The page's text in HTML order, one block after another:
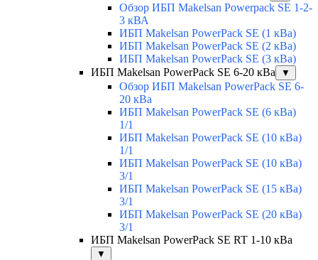
Обзор ИБП Makelsan Powerpack SE 1-2-
3 кВА
ИБП Makelsan PowerPack SE (1 кВа)
ИБП Makelsan PowerPack SE (2 кВа)
ИБП Makelsan PowerPack SE (3 кВа)
ИБП Makelsan PowerPack SE 6-20 кВа
▼
Обзор ИБП Makelsan PowerPack SE 6-
20 кВа
ИБП Makelsan PowerPack SE (6 кВа)
1/1
ИБП Makelsan PowerPack SE (10 кВа)
1/1
ИБП Makelsan PowerPack SE (10 кВа)
3/1
ИБП Makelsan PowerPack SE (15 кВа)
3/1
ИБП Makelsan PowerPack SE (20 кВа)
3/1
ИБП Makelsan PowerPack SE RT 1-10 кВа
▼